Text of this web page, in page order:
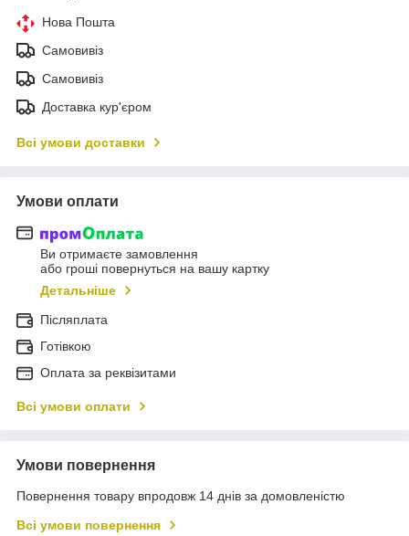
Нова Пошта
Самовивіз
Самовивіз
Доставка кур'єром
Всі умови доставки
Умови оплати
Ви отримаєте замовлення
або гроші повернуться на вашу картку
Детальніше
Післяплата
Готівкою
Оплата за реквізитами
Всі умови оплати
Умови повернення
Повернення товару впродовж 14 днів за домовленістю
Всі умови повернення